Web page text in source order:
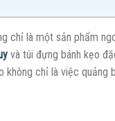
chỉ là một sản phẩm
và túi đựng bánh kẹo
không chỉ là việc quảng